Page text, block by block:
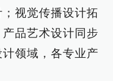
视觉传播设计拓
品艺术设计同步
领域，各专业产